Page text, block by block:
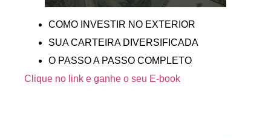
COMO INVESTIR NO EXTERIOR
SUA CARTEIRA DIVERSIFICADA
O PASSO A PASSO COMPLETO
Clique no link e ganhe o seu E-book